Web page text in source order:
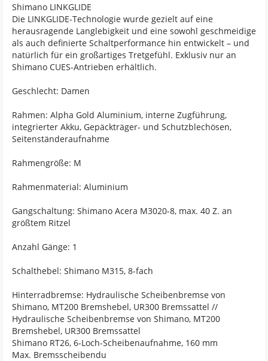
Shimano LINKGLIDE
Die LINKGLIDE-Technologie wurde gezielt auf eine
herausragende Langlebigkeit und eine sowohl geschmeidige
als auch definierte Schaltperformance hin entwickelt – und
natürlich für ein großartiges Tretgefühl. Exklusiv nur an
Shimano CUES-Antrieben erhältlich.
Geschlecht: Damen
Rahmen: Alpha Gold Aluminium, interne Zugführung,
integrierter Akku, Gepäckträger- und Schutzblechösen,
Seitenständeraufnahme
Rahmengröße: M
Rahmenmaterial: Aluminium
Gangschaltung: Shimano Acera M3020-8, max. 40 Z. an
größtem Ritzel
Anzahl Gänge: 1
Schalthebel: Shimano M315, 8-fach
Hinterradbremse: Hydraulische Scheibenbremse von
Shimano, MT200 Bremshebel, UR300 Bremssattel //
Hydraulische Scheibenbremse von Shimano, MT200
Bremshebel, UR300 Bremssattel
Shimano RT26, 6-Loch-Scheibenaufnahme, 160 mm
Max. Bremsscheibendu